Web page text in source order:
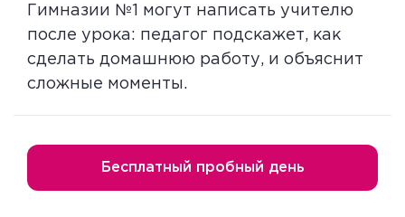
Гимназии №1 могут написать учителю
после урока: педагог подскажет, как
сделать домашнюю работу, и объяснит
сложные моменты.
Бесплатный пробный день